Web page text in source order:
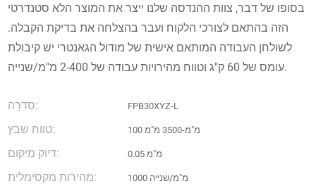
בסופו של דבר, צוות ההנדסה שלנו ייצר את המוצר הלא סטנדרטי
הזה בהתאם לצורכי הלקוח ועבר בהצלחה את בדיקת הקבלה.
לשולחן העבודה המותאם אישית של מודול הגאנטרי יש קיבולת
עומס של 60 ק"ג וטווח מהירויות עבודה של 2-400 מ"מ/שנייה.
סִדרָה: FPB30XYZ-L
טווח שבץ: 100 מ"מ-3500 מ"מ
דיוק מיקום: 0.05 מ"מ
מהירות מקסימלית: 1000 מ"מ/שנייה